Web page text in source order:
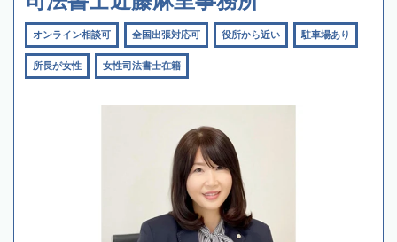
オンライン相談可 全国出張対応可 役所から近い 駐車場あり
所長が女性 女性司法書士在籍